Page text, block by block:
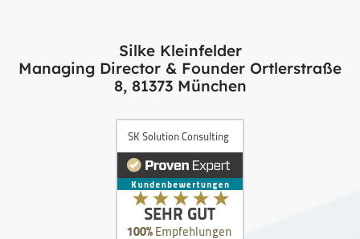
Silke Kleinfelder
Managing Director & Founder Ortlerstraße
8, 81373 München